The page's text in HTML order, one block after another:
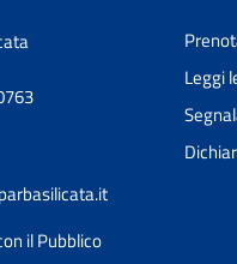
il Pubblico
Leggi